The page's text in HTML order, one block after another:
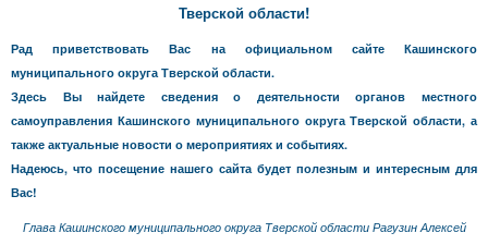
Тверской области!
Рад приветствовать Вас на официальном сайте Кашинского
муниципального округа Тверской области.
Здесь Вы найдете сведения о деятельности органов местного
самоуправления Кашинского муниципального округа Тверской области, а
также актуальные новости о мероприятиях и событиях.
Надеюсь, что посещение нашего сайта будет полезным и интересным для
Вас!
Глава Кашинского муниципального округа Тверской области Рагузин Алексей